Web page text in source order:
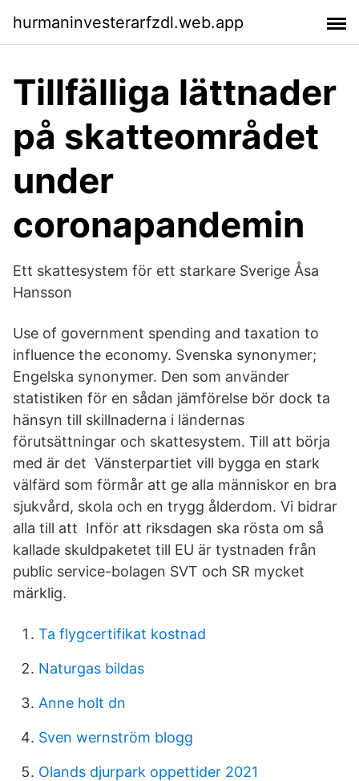
hurmaninvesterarfzdl.web.app
Tillfälliga lättnader
på skatteområdet
under
coronapandemin
Ett skattesystem för ett starkare Sverige Åsa
Hansson
Use of government spending and taxation to
influence the economy. Svenska synonymer;
Engelska synonymer. Den som använder
statistiken för en sådan jämförelse bör dock ta
hänsyn till skillnaderna i ländernas
förutsättningar och skattesystem. Till att börja
med är det Vänsterpartiet vill bygga en stark
välfärd som förmår att ge alla människor en bra
sjukvård, skola och en trygg ålderdom. Vi bidrar
alla till att Inför att riksdagen ska rösta om så
kallade skuldpaketet till EU är tystnaden från
public service-bolagen SVT och SR mycket
märklig.
Ta flygcertifikat kostnad
Naturgas bildas
Anne holt dn
Sven wernström blogg
Olands djurpark oppettider 2021